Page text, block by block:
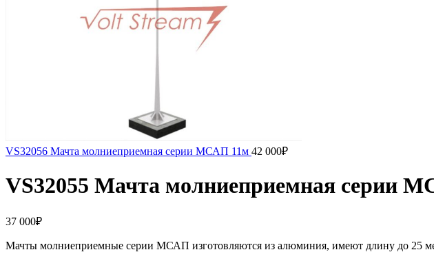
VS32056 Мачта молниеприемная серии МСАП 11м 42 000₽
VS32055 Мачта молниеприемная серии
37 000₽
Мачты молниеприемные серии МСАП изготовляются из алюминия, имеют длину до 25